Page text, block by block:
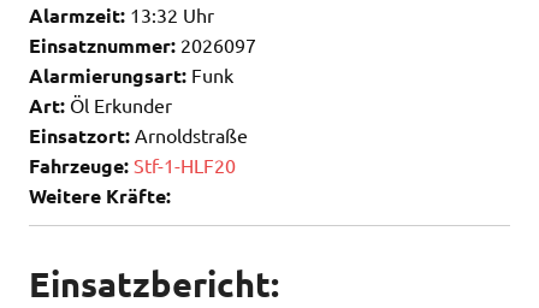
Alarmzeit: 13:32 Uhr
Einsatznummer: 2026097
Alarmierungsart: Funk
Art: Öl Erkunder
Einsatzort: Arnoldstraße
Fahrzeuge: Stf-1-HLF20
Weitere Kräfte:
Einsatzbericht: